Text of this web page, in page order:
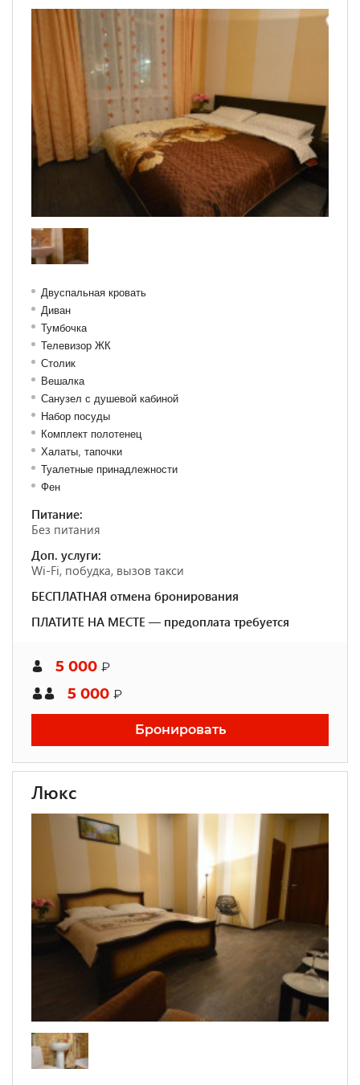
Двуспальная кровать
Диван
Тумбочка
Телевизор ЖК
Столик
Вешалка
Санузел с душевой кабиной
Набор посуды
Комплект полотенец
Халаты, тапочки
Туалетные принадлежности
Фен
Питание:
Без питания
Доп. услуги:
Wi-Fi, побудка, вызов такси
БЕСПЛАТНАЯ отмена бронирования
ПЛАТИТЕ НА МЕСТЕ — предоплата требуется
5 000 ₽
5 000 ₽
Бронировать
Люкс